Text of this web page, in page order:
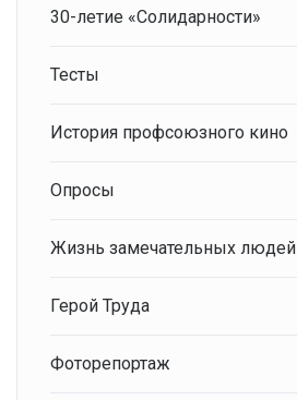
30-летие «Солидарности»
Тесты
История профсоюзного кино
Опросы
Жизнь замечательных людей
Герой Труда
Фоторепортаж